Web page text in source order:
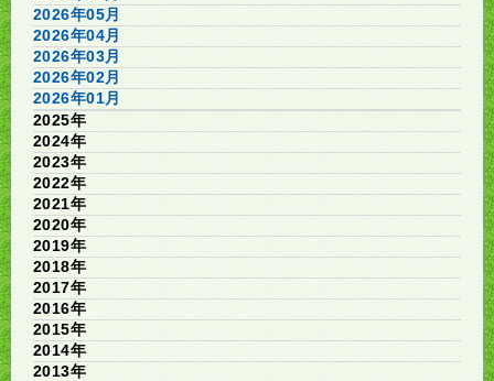
2026年05月
2026年04月
2026年03月
2026年02月
2026年01月
2025年
2024年
2023年
2022年
2021年
2020年
2019年
2018年
2017年
2016年
2015年
2014年
2013年